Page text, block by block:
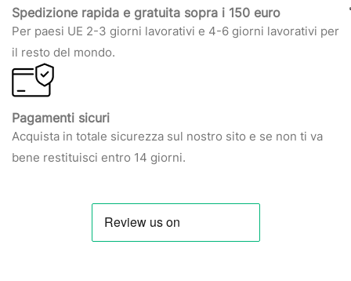
Spedizione rapida e gratuita sopra i 150 euro
Per paesi UE 2-3 giorni lavorativi e 4-6 giorni lavorativi per
il resto del mondo.
Pagamenti sicuri
Acquista in totale sicurezza sul nostro sito e se non ti va
bene restituisci entro 14 giorni.